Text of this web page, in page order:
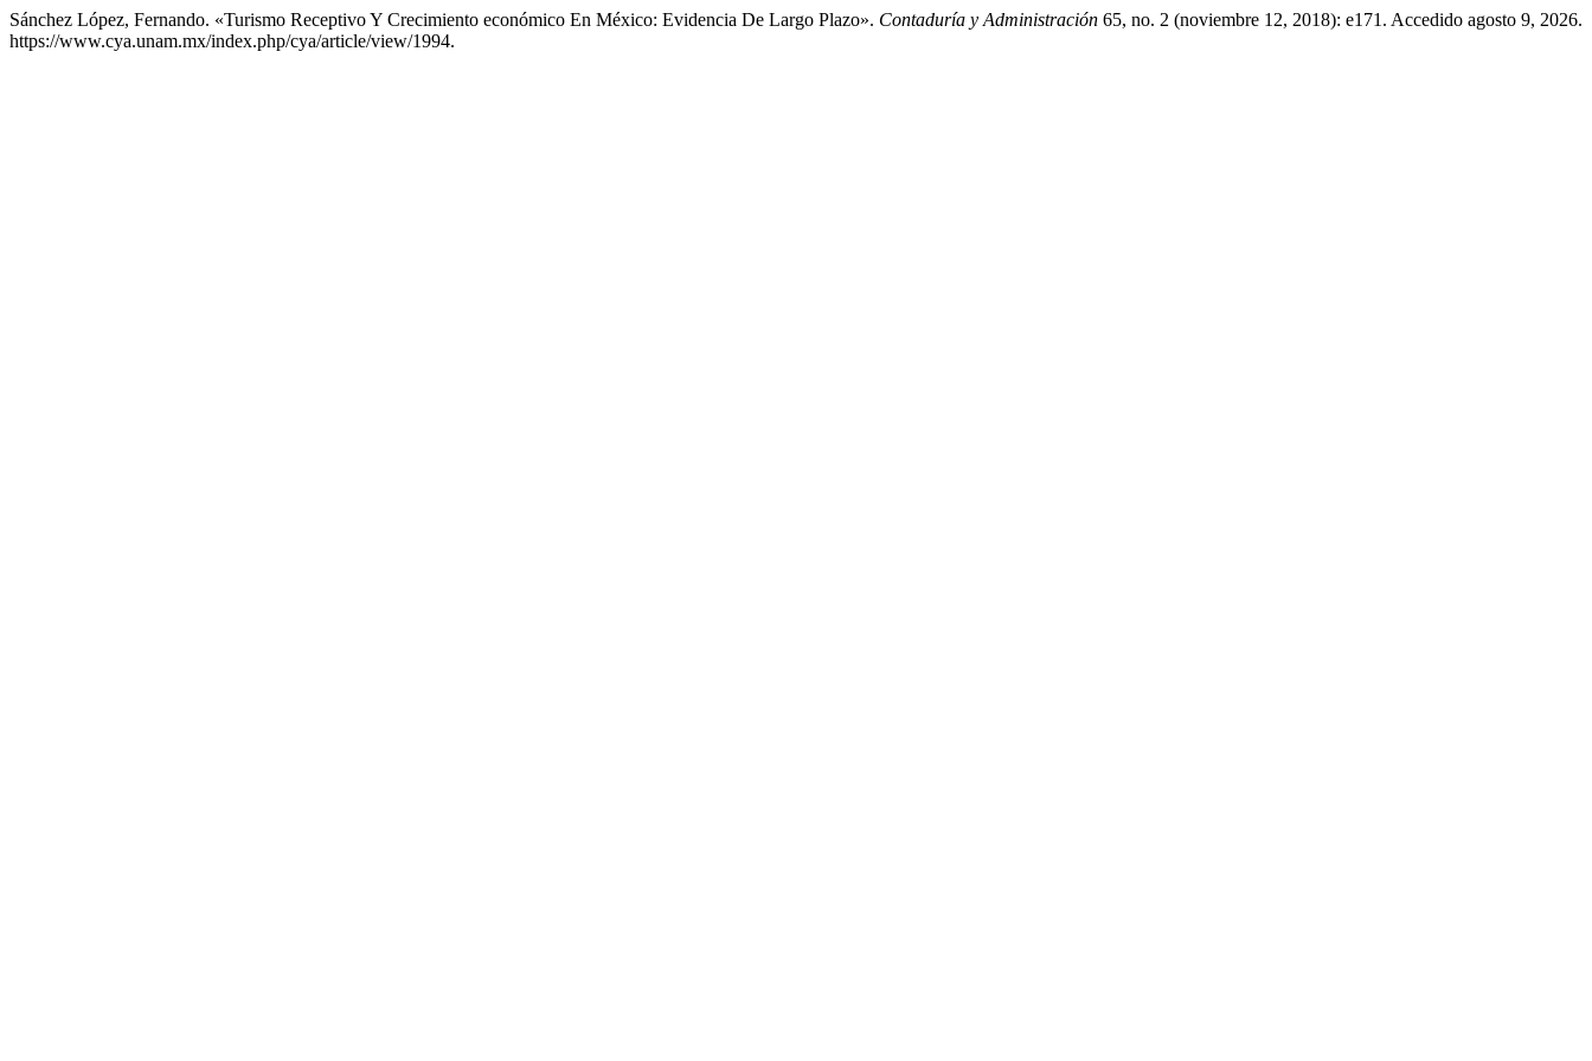
Sánchez López, Fernando. «Turismo Receptivo Y Crecimiento económico En México: Evidencia De Largo Plazo». Contaduría y Administración 65, no. 2 (noviembre 12, 2018): e171. Accedido agosto 9, 2026.
https://www.cya.unam.mx/index.php/cya/article/view/1994.